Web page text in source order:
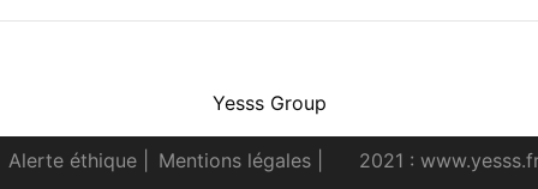
Yesss Group
Alerte éthique Mentions légales 2021 :